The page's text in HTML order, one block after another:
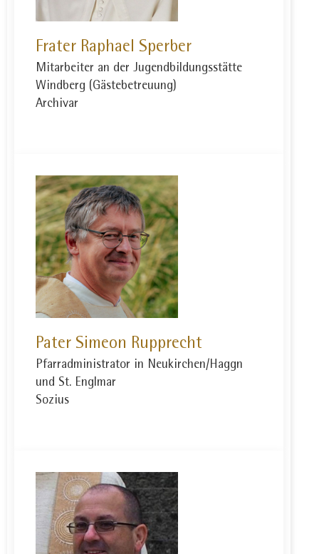
Frater Raphael Sperber
Mitarbeiter an der Jugendbildungsstätte
Windberg (Gästebetreuung)
Archivar
Pater Simeon Rupprecht
Pfarradministrator in Neukirchen/Haggn
und St. Englmar
Sozius